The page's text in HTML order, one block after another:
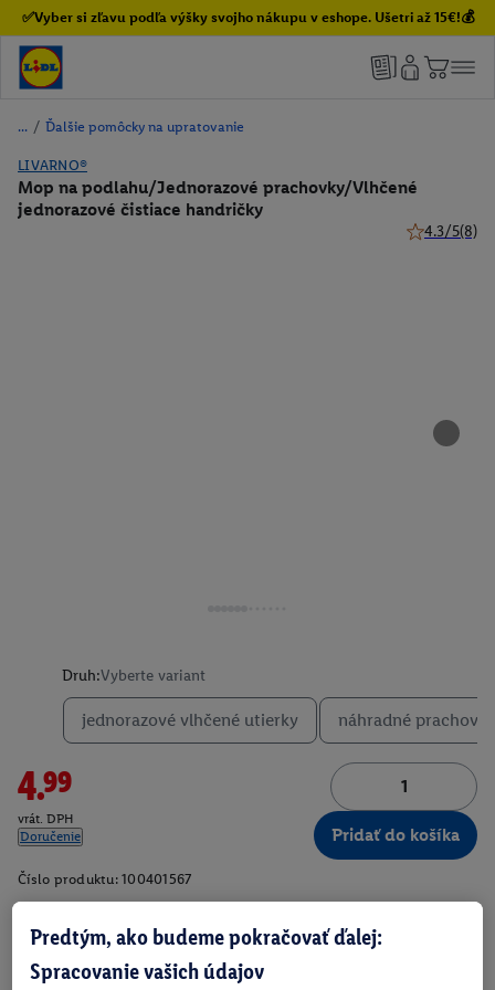
✅Vyber si zľavu podľa výšky svojho nákupu v eshope. Ušetri až 15€!💰
/ Ďalšie pomôcky na upratovanie
LIVARNO®
Mop na podlahu/Jednorazové prachovky/Vlhčené
jednorazové čistiace handričky
4.3/5(8)
Druh:Vyberte variant
jednorazové vlhčené utierky náhradné prachovky
4.99
vrát. DPH
Doručenie
Pridať do košíka
Číslo produktu: 100401567
Predtým, ako budeme pokračovať ďalej:
Spracovanie vašich údajov